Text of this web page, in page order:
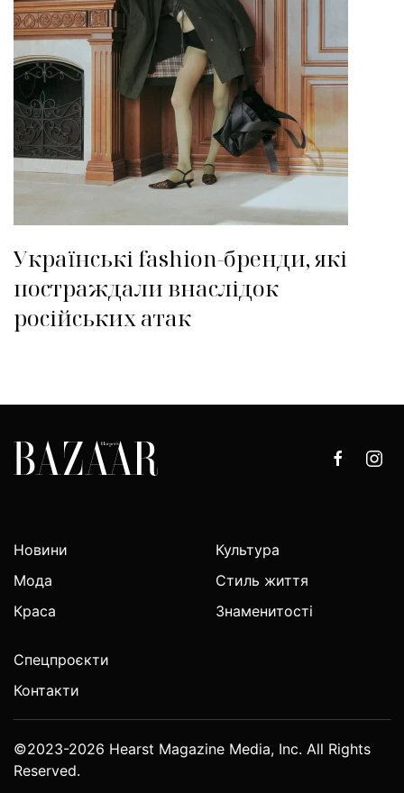
Українські fashion-бренди, які
постраждали внаслідок
російських атак
Новини
Мода
Краса
Культура
Стиль життя
Знаменитості
Спецпроєкти
Контакти
©2023-2026 Hearst Magazine Media, Inc. All Rights
Reserved.